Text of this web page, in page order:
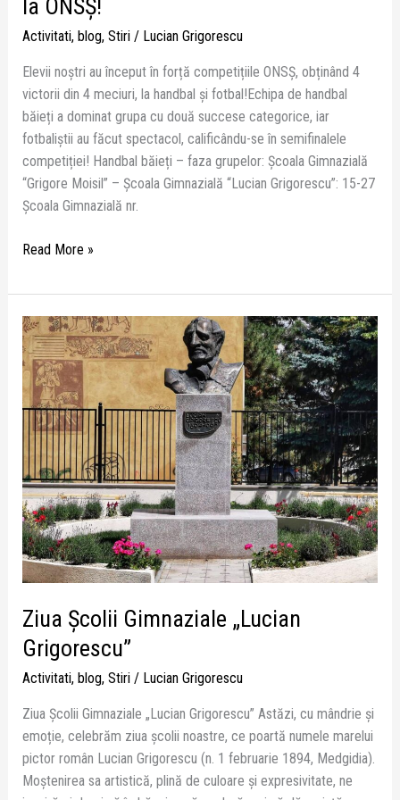
la ONSŞ!
Activitati, blog, Stiri/ Lucian Grigorescu
Elevii noștri au început în forță competițiile ONSŞ, obținând 4
victorii din 4 meciuri, la handbal și fotbal!Echipa de handbal
băieți a dominat grupa cu două succese categorice, iar
fotbaliștii au făcut spectacol, calificându-se în semifinalele
competiției! Handbal băieți – faza grupelor: Şcoala Gimnazială
“Grigore Moisil” – Şcoala Gimnazială “Lucian Grigorescu”: 15-27
Şcoala Gimnazială nr.
Read More »
Ziua Școlii Gimnaziale „Lucian
Grigorescu”
Activitati, blog, Stiri/ Lucian Grigorescu
Ziua Școlii Gimnaziale „Lucian Grigorescu” Astăzi, cu mândrie și
emoție, celebrăm ziua școlii noastre, ce poartă numele marelui
pictor român Lucian Grigorescu (n. 1 februarie 1894, Medgidia).
Moștenirea sa artistică, plină de culoare și expresivitate, ne
Ziua
Școlii
Gimnaziale
„Lucian
Grigorescu”